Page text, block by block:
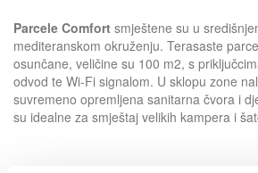
Parcele Comfort smještene su u
mediteranskom okruženju. Terasaste
osunčane, veličine su 100 m2, s
odvod te Wi-Fi signalom. U sklopu zone
suvremeno opremljena sanitarna čvora i
su idealne za smještaj velikih kampera i